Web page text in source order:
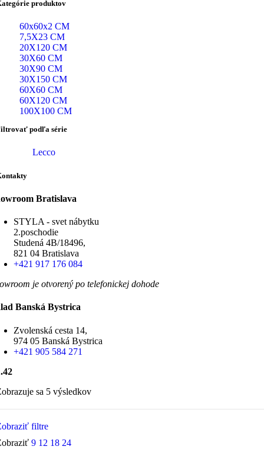
produktov
60x60x2 CM
7,5X23 CM
20X120 CM
30X60 CM
30X90 CM
30X150 CM
60X60 CM
60X120 CM
100X100 CM
podľa série
Lecco
Bratislava
STYLA - svet nábytku
2.poschodie
Studená 4B/18496,
821 04 Bratislava
+421 917 176 084
je otvorený po telefonickej dohode
Banská Bystrica
Zvolenská cesta 14,
974 05 Banská Bystrica
+421 905 584 271
sa 5 výsledkov
filtre
9 12 18 24